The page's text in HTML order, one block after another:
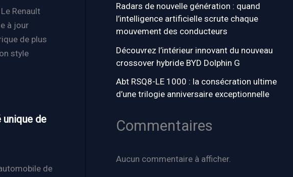
Renault
à jour
de plus
style
unique de
de
Radars de nouvelle génération : quand
l’intelligence artificielle scrute chaque
mouvement des conducteurs
Découvrez l’intérieur innovant du nouveau
crossover hybride BYD Dolphin G
Abt RSQ8-LE 1000 : la consécration ultime
d’une trilogie anniversaire exceptionnelle
Commentaires
Aucun commentaire à afficher.